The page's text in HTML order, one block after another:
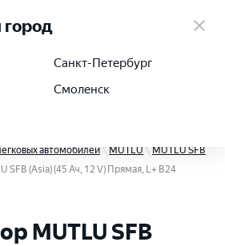
автомобилей MUTLU
MUTLU SFB
SFB (Asia) (45 Ач, 12 V) Прямая, L+ B24
MUTLU SFB
Санкт-Петербург
Смоленск